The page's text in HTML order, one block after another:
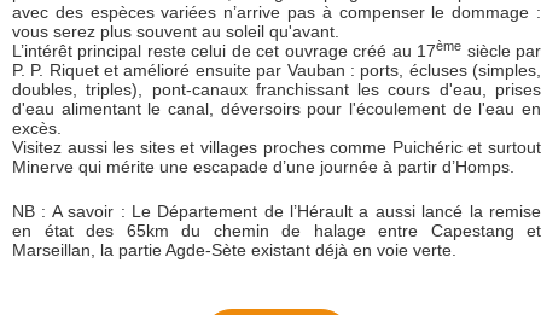
avec des espèces variées n’arrive pas à compenser le dommage :
vous serez plus souvent au soleil qu'avant.
L’intérêt principal reste celui de cet ouvrage créé au 17ème siècle par
P. P. Riquet et amélioré ensuite par Vauban : ports, écluses (simples,
doubles, triples), pont-canaux franchissant les cours d'eau, prises
d'eau alimentant le canal, déversoirs pour l'écoulement de l'eau en
excès.
Visitez aussi les sites et villages proches comme Puichéric et surtout
Minerve qui mérite une escapade d’une journée à partir d’Homps.
NB : A savoir : Le Département de l’Hérault a aussi lancé la remise
en état des 65km du chemin de halage entre Capestang et
Marseillan, la partie Agde-Sète existant déjà en voie verte.